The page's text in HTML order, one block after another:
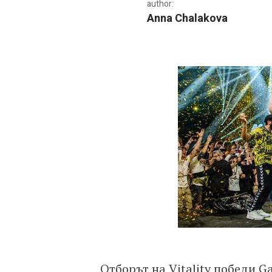
author:
Anna Chalakova
Vitality спечели
Отборът на Vitality победи